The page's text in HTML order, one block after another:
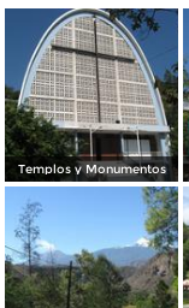
Templos y Monumentos